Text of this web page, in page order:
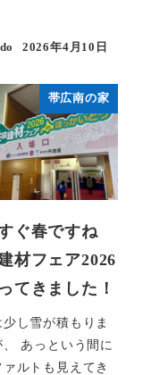
投稿日
2026年4月10日
帯広南の家
ぐ春ですね
材フェア2026
てきました！
し雪が積もりま
、 あっという間に
ルトも見えてき